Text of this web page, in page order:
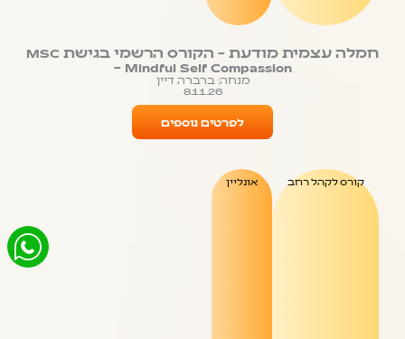
חמלה עצמית מודעת – הקורס הרשמי בגישת MSC
– Mindful Self Compassion
מנחה: ברברה דיין
8.11.26
לפרטים נוספים
קורס לקהל רחב אונליין